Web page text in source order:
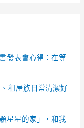
發表會心得：在等
租屋族日常清潔好
星星的家」，和我